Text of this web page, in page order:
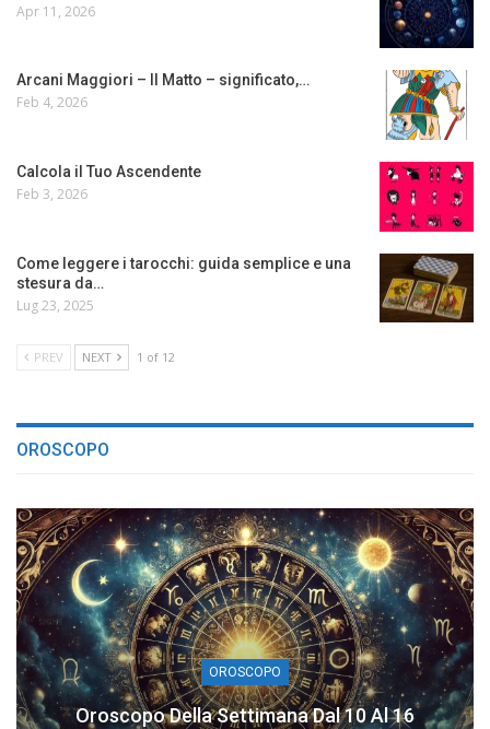
Apr 11, 2026
Arcani Maggiori – Il Matto – significato,…
Feb 4, 2026
Calcola il Tuo Ascendente
Feb 3, 2026
Come leggere i tarocchi: guida semplice e una
stesura da…
Lug 23, 2025
PREV NEXT 1 of 12
OROSCOPO
OROSCOPO
Oroscopo Della Settimana Dal 10 Al 16